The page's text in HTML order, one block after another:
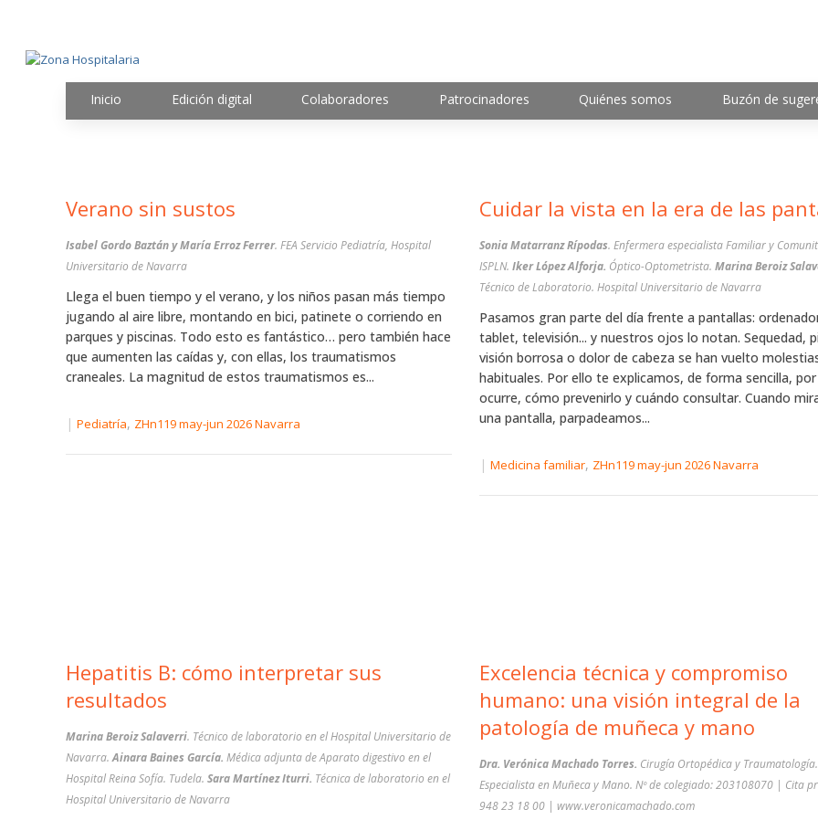
Inicio Edición digital Colaboradores Patrocinadores Quiénes somos Buzón de
Verano sin sustos
Isabel Gordo Baztán y María Erroz Ferrer. FEA Servicio Pediatría, Hospital
Universitario de Navarra
Llega el buen tiempo y el verano, y los niños pasan más tiempo
jugando al aire libre, montando en bici, patinete o corriendo en
parques y piscinas. Todo esto es fantástico… pero también hace
que aumenten las caídas y, con ellas, los traumatismos
craneales. La magnitud de estos traumatismos es...
| Pediatría, ZHn119 may-jun 2026 Navarra
Hepatitis B: cómo interpretar sus
resultados
Marina Beroiz Salaverri. Técnico de laboratorio en el Hospital Universitario de
Navarra.Ainara Baines García. Médica adjunta de Aparato digestivo en el
Hospital Reina Sofía. Tudela. Sara Martínez Iturri. Técnica de laboratorio en el
Hospital Universitario de Navarra
Cuidar la vista en la era de las
Sonia Matarranz Rípodas. Enfermera especialista Familiar y
ISPLN.Iker López Alforja. Óptico-Optometrista.Marina Beroiz
Técnico de Laboratorio. Hospital Universitario de Navarra
Pasamos gran parte del día frente a pantallas:
tablet, televisión... y nuestros ojos lo notan. Sequedad,
visión borrosa o dolor de cabeza se han vuelto
habituales. Por ello te explicamos, de forma sencilla, por
ocurre, cómo prevenirlo y cuándo consultar. Cuando
una pantalla, parpadeamos...
|Medicina familiar, ZHn119 may-jun 2026 Navarra
Excelencia técnica y compromiso
humano: una visión integral de la
patología de muñeca y mano
Dra. Verónica Machado Torres. Cirugía Ortopédica y Traumatología.
Especialista en Muñeca y Mano. Nº de colegiado: 203108070 | Cita
948 23 18 00 | www.veronicamachado.com